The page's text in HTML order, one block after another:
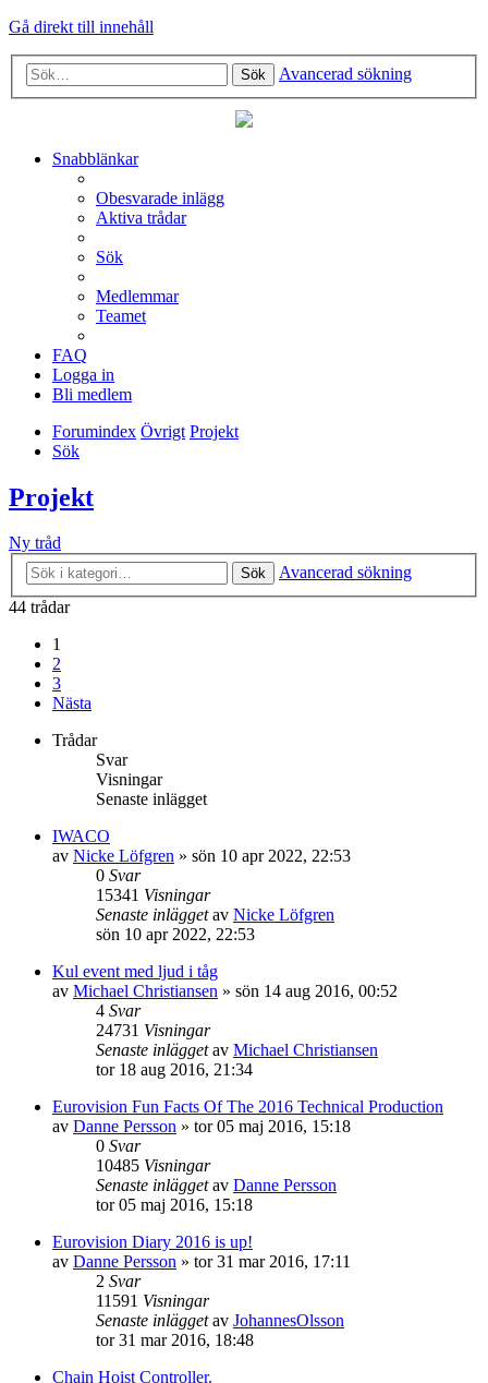
Gå direkt till innehåll
Sök Avancerad sökning
Snabblänkar
Obesvarade inlägg
Aktiva trådar
Sök
Medlemmar
Teamet
FAQ
Logga in
Bli medlem
Forumindex Övrigt Projekt
Sök
Projekt
Ny tråd
Sök
Avancerad sökning
44 trådar
1
2
3
Nästa
Trådar
Svar
Visningar
Senaste inlägget
IWACO
av Nicke Löfgren » sön 10 apr 2022, 22:53
0 Svar
15341 Visningar
Senaste inläggetav Nicke Löfgren
sön 10 apr 2022, 22:53
Kul event med ljud i tåg
av Michael Christiansen » sön 14 aug 2016, 00:52
4 Svar
24731 Visningar
Senaste inläggetav Michael Christiansen
tor 18 aug 2016, 21:34
Eurovision Fun Facts Of The 2016 Technical Production
av Danne Persson » tor 05 maj 2016, 15:18
0 Svar
10485 Visningar
Senaste inläggetav Danne Persson
tor 05 maj 2016, 15:18
Eurovision Diary 2016 is up!
av Danne Persson » tor 31 mar 2016, 17:11
2 Svar
11591 Visningar
Senaste inläggetav JohannesOlsson
tor 31 mar 2016, 18:48
Chain Hoist Controller.